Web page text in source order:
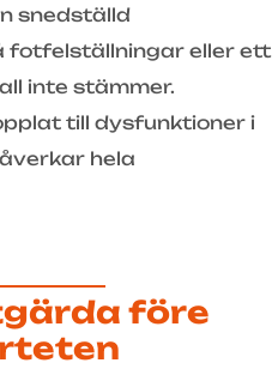
snedställd
fotfelställningar eller ett
inte stämmer.
till dysfunktioner i
hela
före